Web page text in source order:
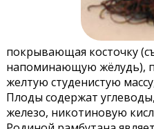
покрывающая косточку
напоминающую жёлудь),
желтую студенистую
Плоды содержат
железо, никотиновую